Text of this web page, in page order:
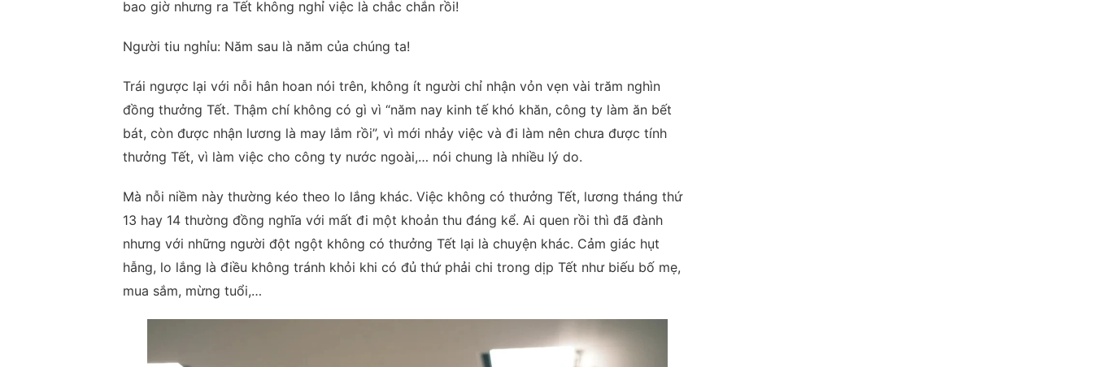
bao giờ nhưng ra Tết không nghỉ việc là chắc chắn rồi!
Người tiu nghỉu: Năm sau là năm của chúng ta!
Trái ngược lại với nỗi hân hoan nói trên, không ít người chỉ nhận vỏn vẹn vài trăm nghìn
đồng thưởng Tết. Thậm chí không có gì vì “năm nay kinh tế khó khăn, công ty làm ăn bết
bát, còn được nhận lương là may lắm rồi”, vì mới nhảy việc và đi làm nên chưa được tính
thưởng Tết, vì làm việc cho công ty nước ngoài,… nói chung là nhiều lý do.
Mà nỗi niềm này thường kéo theo lo lắng khác. Việc không có thưởng Tết, lương tháng thứ
13 hay 14 thường đồng nghĩa với mất đi một khoản thu đáng kể. Ai quen rồi thì đã đành
nhưng với những người đột ngột không có thưởng Tết lại là chuyện khác. Cảm giác hụt
hẫng, lo lắng là điều không tránh khỏi khi có đủ thứ phải chi trong dịp Tết như biếu bố mẹ,
mua sắm, mừng tuổi,…